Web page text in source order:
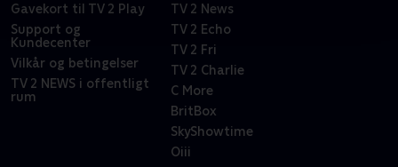
Gavekort til TV 2 Play
Support og
Kundecenter
Vilkår og betingelser
TV 2 NEWS i offentligt
rum
TV 2 News
TV 2 Echo
TV 2 Fri
TV 2 Charlie
C More
BritBox
SkyShowtime
Oiii